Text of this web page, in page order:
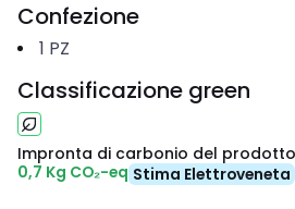
Confezione
1 PZ
Classificazione green
Impronta di carbonio del prodotto
0,7 Kg CO₂-eq Stima Elettroveneta